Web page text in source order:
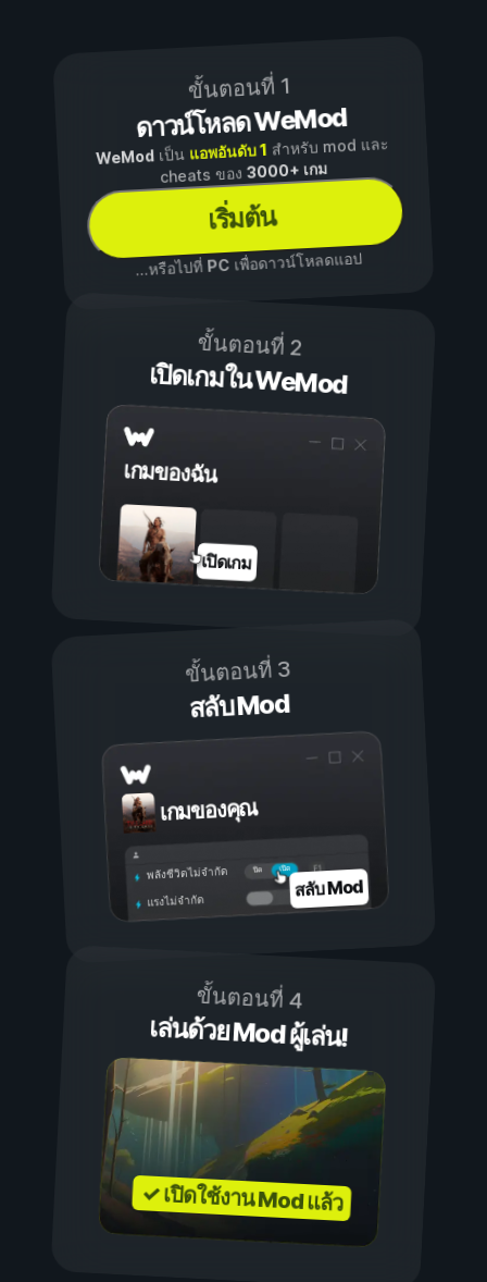
ขั้นตอนที่ 1
ดาวน์โหลด WeMod
WeModเป็น แอพอันดับ 1 สำหรับ mod และ
cheats ของ3000+ เกม
เริ่มต้น
...หรือไปที่ PCเพื่อดาวน์โหลดแอป
ขั้นตอนที่ 2
เปิดเกมใน WeMod
เกมของฉัน
เปิดเกม
ขั้นตอนที่ 3
สลับ Mod
เกมของคุณ
เปิด
ปิด
พลังชีวิตไม่จำกัด
แรงไม่จำกัด สลับ Mod
ขั้นตอนที่ 4
เล่นด้วย Mod ผู้เล่น!
✓ เปิดใช้งาน Mod แล้ว